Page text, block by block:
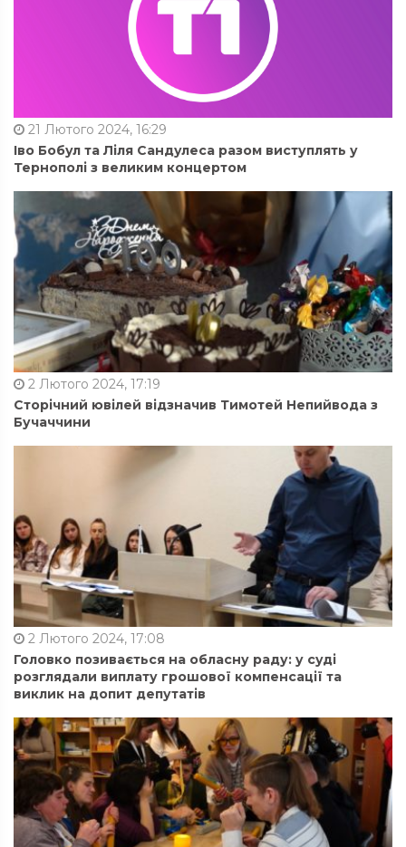
21 Лютого 2024, 16:29
Іво Бобул та Ліля Сандулеса разом виступлять у
Тернополі з великим концертом
2 Лютого 2024, 17:19
Сторічний ювілей відзначив Тимотей Непийвода з
Бучаччини
2 Лютого 2024, 17:08
Головко позивається на обласну раду: у суді
розглядали виплату грошової компенсації та
виклик на допит депутатів